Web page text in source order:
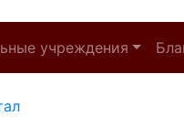
учреждения